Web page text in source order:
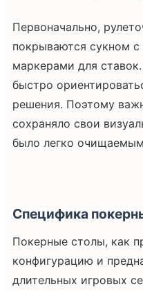
Первоначально,
покрываются сукном с
маркерами для
быстро
решения. Поэтому
сохраняло свои
было легко
Специфика
Покерные столы, как
конфигурацию и
длительных игровых